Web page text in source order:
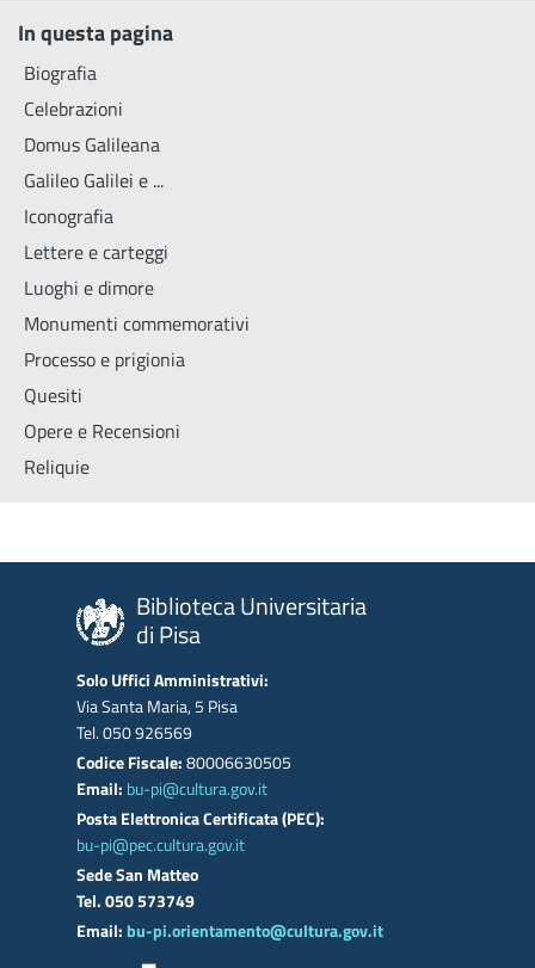
In questa pagina
Biografia
Celebrazioni
Domus Galileana
Galileo Galilei e ...
Iconografia
Lettere e carteggi
Luoghi e dimore
Monumenti commemorativi
Processo e prigionia
Quesiti
Opere e Recensioni
Reliquie
Biblioteca Universitaria
di Pisa
Solo Uffici Amministrativi:
Via Santa Maria, 5 Pisa
Tel. 050 926569
Codice Fiscale:80006630505
Email: bu-pi@cultura.gov.it
Posta Elettronica Certificata (PEC):
bu-pi@pec.cultura.gov.it
Sede San Matteo
Tel. 050 573749
Email: bu-pi.orientamento@cultura.gov.it